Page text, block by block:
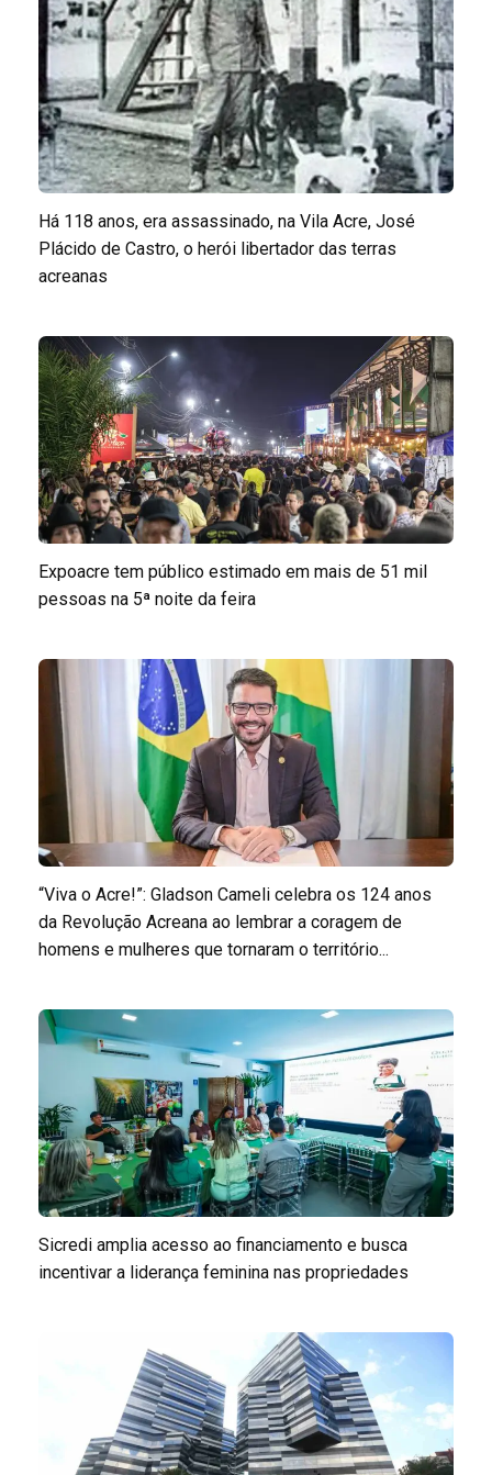
Há 118 anos, era assassinado, na Vila Acre, José
Plácido de Castro, o herói libertador das terras
acreanas
Expoacre tem público estimado em mais de 51 mil
pessoas na 5ª noite da feira
“Viva o Acre!”: Gladson Cameli celebra os 124 anos
da Revolução Acreana ao lembrar a coragem de
homens e mulheres que tornaram o território...
Sicredi amplia acesso ao financiamento e busca
incentivar a liderança feminina nas propriedades